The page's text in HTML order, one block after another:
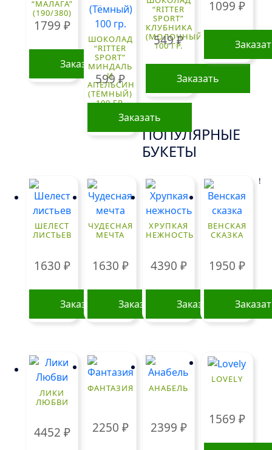
“МАЛАГА”
(190/380)
1799 ₽
Заказать
ШОКОЛАД
“RITTER
SPORT”
МИНДАЛЬ
И
АПЕЛЬСИН
(ТЁМНЫЙ)
100 ГР.
599₽
Заказать
“RITTER
SPORT”
КЛУБНИКА
(МОЛОЧНЫЙ)
100 ГР.
549₽
Заказать
1099 ₽
ПОПУЛЯРНЫЕ
БУКЕТЫ
ШЕЛЕСТ
ЛИСТЬЕВ
1630 ₽
Заказать
ЧУДЕСНАЯ
МЕЧТА
1630 ₽
Заказать
ХРУПКАЯ
НЕЖНОСТЬ
4390 ₽
Заказать
ВЕНСКАЯ
СКАЗКА
1950 ₽
ЛИКИ
ЛЮБВИ
4452 ₽
ФАНТАЗИЯ
2250 ₽
АНАБЕЛЬ
2399 ₽
LOVELY
1569 ₽
!